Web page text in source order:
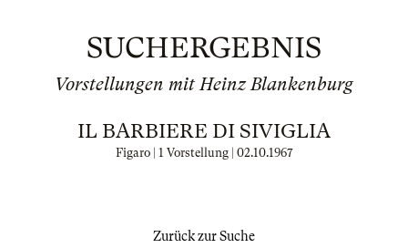
SUCHERGEBNIS
Vorstellungen mit Heinz Blankenburg
IL BARBIERE DI SIVIGLIA
Figaro | 1 Vorstellung | 02.10.1967
Zurück zur Suche